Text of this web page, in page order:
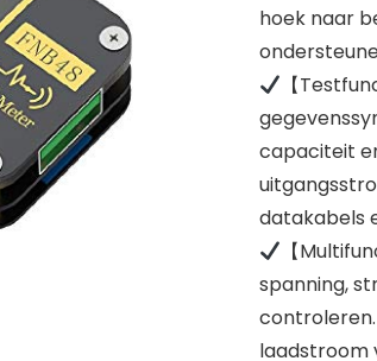
hoek naar
【
capaciteit
datakabels
【
spanning,
controleren.
laadstroom